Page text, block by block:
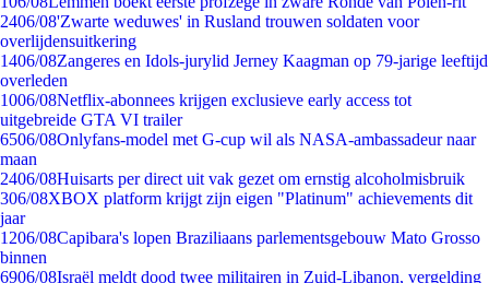
2406/08'Zwarte weduwes' in Rusland trouwen soldaten voor
overlijdensuitkering
1406/08Zangeres en Idols-jurylid Jerney Kaagman op 79-jarige leeftijd
overleden
1006/08Netflix-abonnees krijgen exclusieve early access tot
uitgebreide GTA VI trailer
6506/08Onlyfans-model met G-cup wil als NASA-ambassadeur naar
maan
2406/08Huisarts per direct uit vak gezet om ernstig alcoholmisbruik
306/08XBOX platform krijgt zijn eigen "Platinum" achievements dit
jaar
1206/08Capibara's lopen Braziliaans parlementsgebouw Mato Grosso
binnen
6906/08Israël meldt dood twee militairen in Zuid-Libanon, vergelding